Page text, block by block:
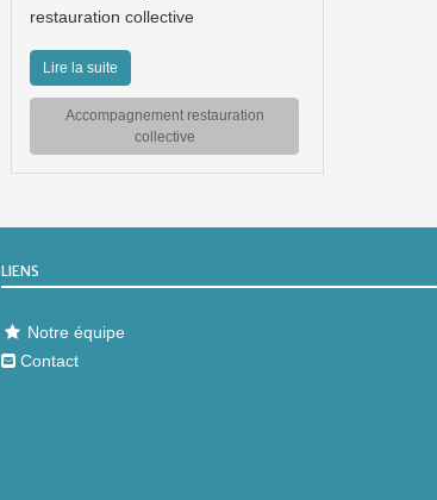
restauration collective
Lire la suite
Accompagnement restauration
collective
LIENS
Notre équipe
Contact